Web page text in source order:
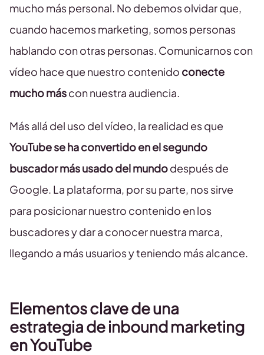
mucho más personal. No debemos olvidar que,
cuando hacemos marketing, somos personas
hablando con otras personas. Comunicarnos con
vídeo hace que nuestro contenido conecte
mucho máscon nuestra audiencia.
Más allá del uso del vídeo, la realidad es que
YouTube se ha convertido en el segundo
buscador más usado del mundodespués de
Google. La plataforma, por su parte, nos sirve
para posicionar nuestro contenido en los
buscadores y dar a conocer nuestra marca,
llegando a más usuarios y teniendo más alcance.
Elementos clave de una
estrategia de inbound marketing
en YouTube